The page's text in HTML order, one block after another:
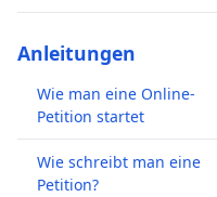
Anleitungen
Wie man eine Online-
Petition startet
Wie schreibt man eine
Petition?